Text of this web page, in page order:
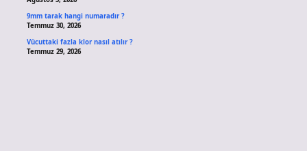
9mm tarak hangi numaradır ?
Temmuz 30, 2026
Vücuttaki fazla klor nasıl atılır ?
Temmuz 29, 2026